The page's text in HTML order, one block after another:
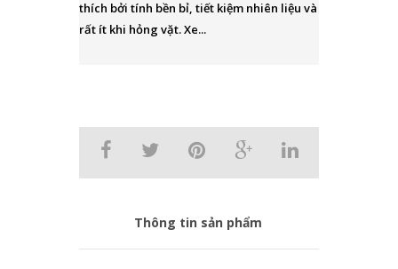
thích bởi tính bền bỉ, tiết kiệm nhiên liệu và
rất ít khi hỏng vặt. Xe...
Thông tin sản phẩm